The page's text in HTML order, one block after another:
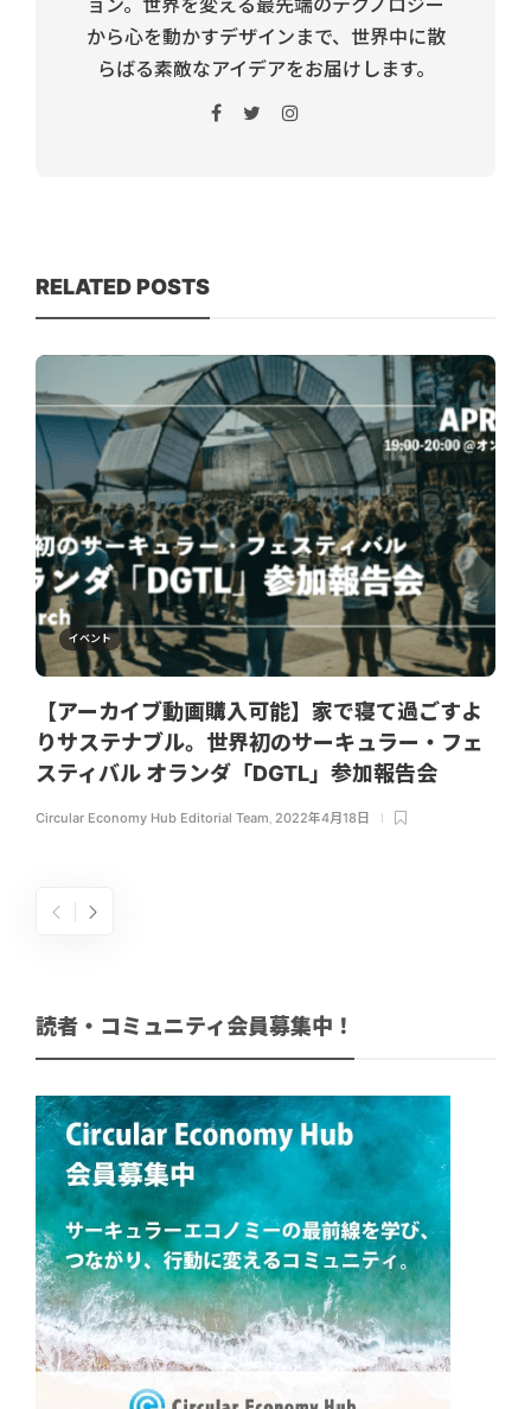
から心を動かすデザインまで、世界中に散
らばる素敵なアイデアをお届けします。
RELATED POSTS
イベント
【アーカイブ動画購入可能】家で寝て過ごすよ
りサステナブル。世界初のサーキュラー・フェ
スティバル オランダ「DGTL」参加報告会
Circular Economy Hub Editorial Team, 2022年4月18日
読者・コミュニティ会員募集中！